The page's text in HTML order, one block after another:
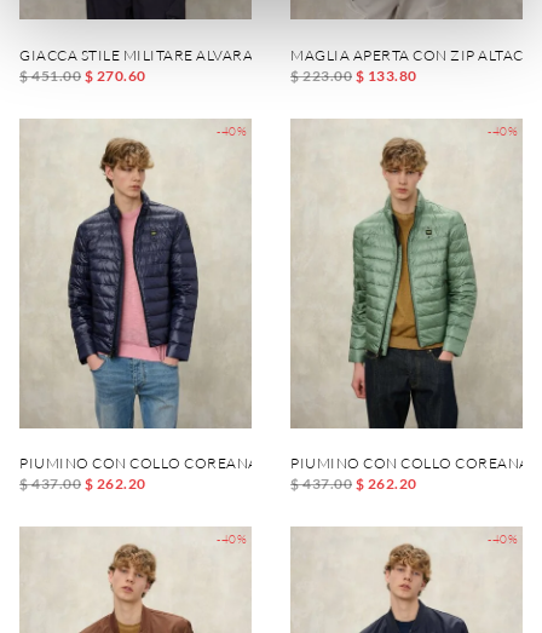
GIACCA STILE MILITARE ALVARADO
$ 451.00 $ 270.60
MAGLIA APERTA CON ZIP
$ 223.00 $ 133.80
-40%
PIUMINO CON COLLO COREANA AUSTIN
$ 437.00 $ 262.20
-40%
PIUMINO CON COLLO COREANA
$ 437.00 $ 262.20
-40% -40%